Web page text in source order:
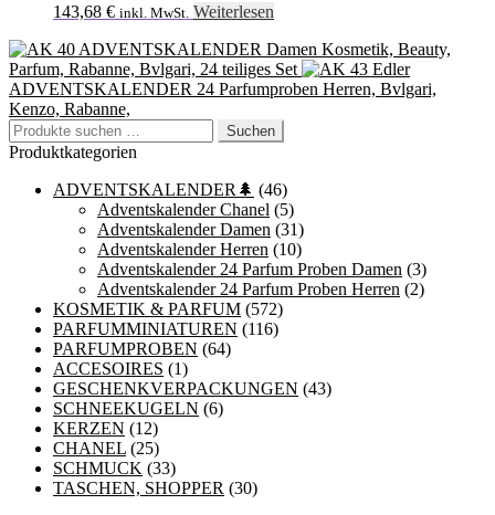
143,68 € inkl. MwSt. Weiterlesen
ADVENTSKALENDER Damen Kosmetik, Beauty,
Parfum, Rabanne, Bvlgari, 24 teiliges Set
Edler
ADVENTSKALENDER 24 Parfumproben Herren, Bvlgari,
Kenzo, Rabanne,
Suchen
nach:
Suchen
Produktkategorien
ADVENTSKALENDER🌲 (46)
Adventskalender Chanel (5)
Adventskalender Damen (31)
Adventskalender Herren (10)
Adventskalender 24 Parfum Proben Damen (3)
Adventskalender 24 Parfum Proben Herren (2)
KOSMETIK & PARFUM (572)
PARFUMMINIATUREN (116)
PARFUMPROBEN (64)
ACCESOIRES (1)
GESCHENKVERPACKUNGEN (43)
SCHNEEKUGELN (6)
KERZEN (12)
CHANEL (25)
SCHMUCK (33)
TASCHEN, SHOPPER (30)